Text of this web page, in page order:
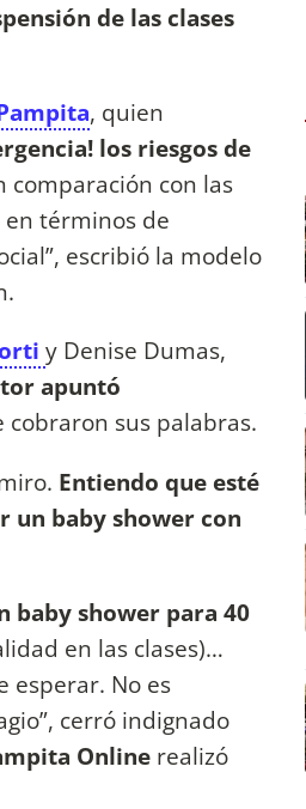
de las clases
, quien
los riesgos de
comparación con las
en términos de
escribió la modelo
y Denise Dumas,
apuntó
sus palabras.
Entiendo que esté
un baby shower con
baby shower para 40
en las clases)…
esperar. No es
cerró indignado
Online realizó